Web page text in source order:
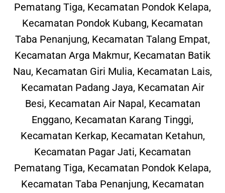
Pematang Tiga, Kecamatan Pondok Kelapa,
Kecamatan Pondok Kubang, Kecamatan
Taba Penanjung, Kecamatan Talang Empat,
Kecamatan Arga Makmur, Kecamatan Batik
Nau, Kecamatan Giri Mulia, Kecamatan Lais,
Kecamatan Padang Jaya, Kecamatan Air
Besi, Kecamatan Air Napal, Kecamatan
Enggano, Kecamatan Karang Tinggi,
Kecamatan Kerkap, Kecamatan Ketahun,
Kecamatan Pagar Jati, Kecamatan
Pematang Tiga, Kecamatan Pondok Kelapa,
Kecamatan Taba Penanjung, Kecamatan